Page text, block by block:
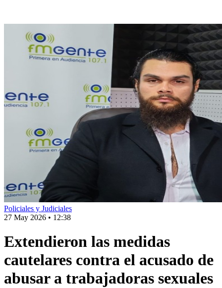
Policiales y Judiciales
27 May 2026 • 12:38
Extendieron las medidas
cautelares contra el acusado de
abusar a trabajadoras sexuales